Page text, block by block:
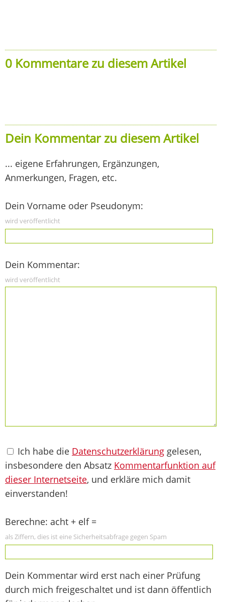
0 Kommentare zu diesem Artikel
Dein Kommentar zu diesem Artikel
... eigene Erfahrungen, Ergänzungen,
Anmerkungen, Fragen, etc.
Dein Vorname oder Pseudonym:
wird veröffentlicht
Dein Kommentar:
wird veröffentlicht
Ich habe die Datenschutzerklärung gelesen,
insbesondere den Absatz Kommentarfunktion auf
dieser Internetseite, und erkläre mich damit
einverstanden!
Berechne: acht + elf =
als Ziffern, dies ist eine Sicherheitsabfrage gegen Spam
Dein Kommentar wird erst nach einer Prüfung
durch mich freigeschaltet und ist dann öffentlich